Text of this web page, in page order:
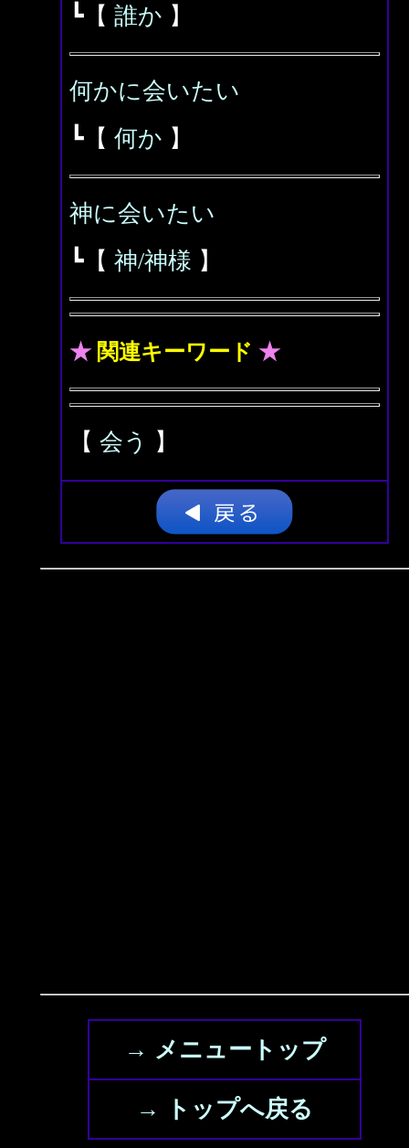
┗【 誰か 】
何かに会いたい
┗【 何か 】
神に会いたい
┗【 神/神様 】
★ 関連キーワード ★
【 会う 】
→ メニュートップ
→ トップへ戻る